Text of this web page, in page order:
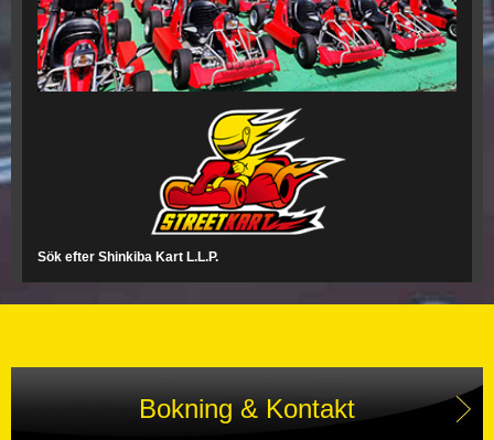
Sök efter Shinkiba Kart L.L.P.
Bokning & Kontakt